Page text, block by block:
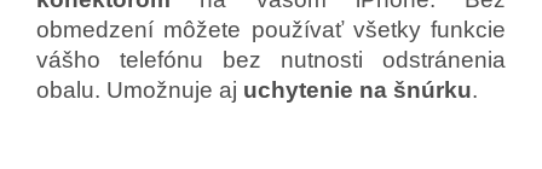
obmedzení môžete používať všetky funkcie
vášho telefónu bez nutnosti odstránenia
obalu. Umožnuje aj uchytenie na šnúrku.